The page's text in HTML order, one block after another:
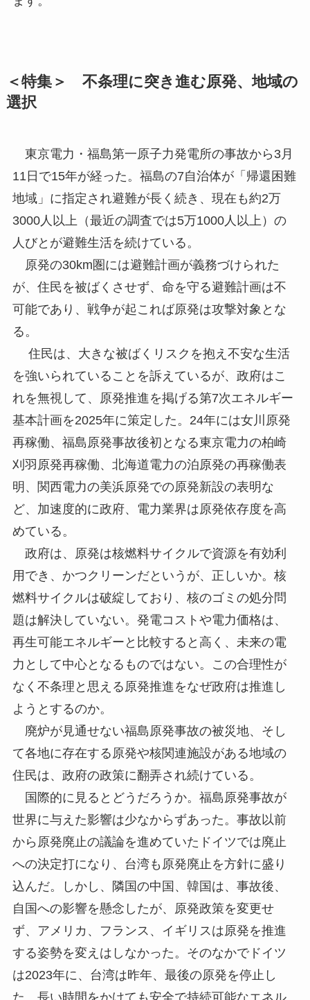
＜特集＞ 不条理に突き進む原発、地域の
選択
東京電力・福島第一原子力発電所の事故から3月
11日で15年が経った。福島の7自治体が「帰還困難
地域」に指定され避難が長く続き、現在も約2万
3000人以上（最近の調査では5万1000人以上）の
人びとが避難生活を続けている。
原発の30km圏には避難計画が義務づけられた
が、住民を被ばくさせず、命を守る避難計画は不
可能であり、戦争が起これば原発は攻撃対象とな
る。
住民は、大きな被ばくリスクを抱え不安な生活
を強いられていることを訴えているが、政府はこ
れを無視して、原発推進を掲げる第7次エネルギー
基本計画を2025年に策定した。24年には女川原発
再稼働、福島原発事故後初となる東京電力の柏崎
刈羽原発再稼働、北海道電力の泊原発の再稼働表
明、関西電力の美浜原発での原発新設の表明な
ど、加速度的に政府、電力業界は原発依存度を高
めている。
政府は、原発は核燃料サイクルで資源を有効利
用でき、かつクリーンだというが、正しいか。核
燃料サイクルは破綻しており、核のゴミの処分問
題は解決していない。発電コストや電力価格は、
再生可能エネルギーと比較すると高く、未来の電
力として中心となるものではない。この合理性が
なく不条理と思える原発推進をなぜ政府は推進し
ようとするのか。
廃炉が見通せない福島原発事故の被災地、そし
て各地に存在する原発や核関連施設がある地域の
住民は、政府の政策に翻弄され続けている。
国際的に見るとどうだろうか。福島原発事故が
世界に与えた影響は少なからずあった。事故以前
から原発廃止の議論を進めていたドイツでは廃止
への決定打になり、台湾も原発廃止を方針に盛り
込んだ。しかし、隣国の中国、韓国は、事故後、
自国への影響を懸念したが、原発政策を変更せ
ず、アメリカ、フランス、イギリスは原発を推進
する姿勢を変えはしなかった。そのなかでドイツ
は2023年に、台湾は昨年、最後の原発を停止し
た。長い時間をかけても安全で持続可能なエネル